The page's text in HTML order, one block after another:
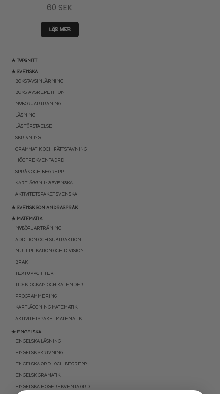
★ TYPSNITT
★ SVENSKA
BOKSTAVSINLÄRNING
BOKSTAVSREPETITION
NYBÖRJARTRÄNING
LÄSNING
LÄSFÖRSTÅELSE
SKRIVNING
GRAMMATIK OCH RÄTTSTAVNING
HÖGFREKVENTA ORD
SPRÅK OCH BEGREPP
KARTLÄGGNING SVENSKA
AKTIVITETSPAKET SVENSKA
★ SVENSK SOM ANDRASPRÅK
★ MATEMATIK
NYBÖRJARTRÄNING
ADDITION OCH SUBTRAKTION
MULTIPLIKATION OCH DIVISION
BRÅK
TEXTUPPGIFTER
TID: KLOCKAN OCH KALENDER
PROGRAMMERING
KARTLÄGGNING MATEMATIK
AKTIVITETSPAKET MATEMATIK
★ ENGELSKA
ENGELSKA LÄSNING
ENGELSK SKRIVNING
ENGELSKA ORD- OCH BEGREPP
ENGELSK GRAMATIK
ENGELSKA HÖGFREKVENTA ORD
60 SEK
LÄS MER